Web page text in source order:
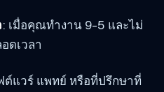
: เมื่อคุณทำงาน 9-5 และไม่
ดเวลา
แวร์ แพทย์ หรือที่ปรึกษาที่